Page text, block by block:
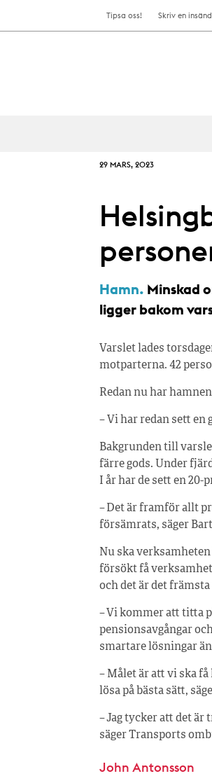
Tipsa oss! Skriv en
29 MARS, 2023
Hamn. Minskad
ligger bakom
Varslet lades
motparterna. 42
Redan nu har
– Vi har redan sett en
Bakgrunden till
färre gods. Under
I år har de sett en
– Det är framför allt
försämrats, säger
Nu ska
försökt få
och det är det
– Vi kommer att titta
pensionsavgångar
smartare lösningar
– Målet är att vi ska
lösa på bästa sätt,
– Jag tycker att det
säger Transports
John Antonsson